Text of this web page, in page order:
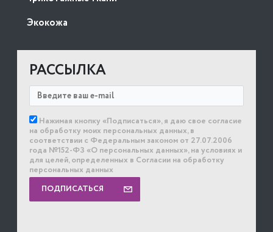
Экокожа
РАССЫЛКА
Нажимая кнопку «Подписаться», я даю свое согласие
на обработку моих персональных данных, в
соответствии с Федеральным законом от 27.07.2006
года №152-ФЗ «О персональных данных», на условиях и
для целей, определенных в Согласии на обработку
персональных данных
ПОДПИСАТЬСЯ